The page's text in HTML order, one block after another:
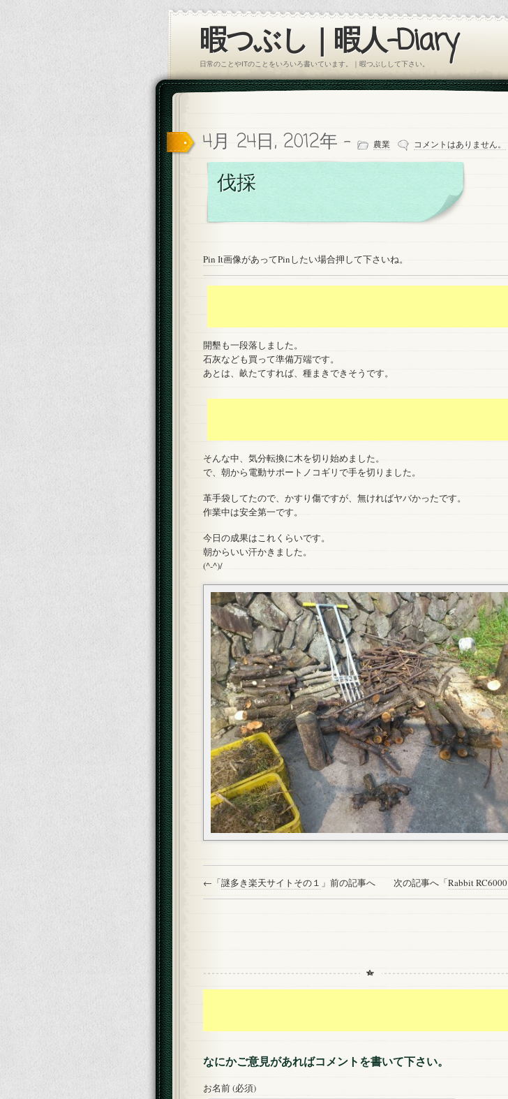
暇つぶし｜暇人-Diary
日常のことやITのことをいろいろ書いています。｜暇つぶしして下さい。
4月 24日, 2012年 - 農業 コメントはありません。
伐採
Pin It画像があってPinしたい場合押して下さいね。
開墾も一段落しました。
石灰なども買って準備万端です。
あとは、畝たてすれば、種まきできそうです。
そんな中、気分転換に木を切り始めました。
で、朝から電動サポートノコギリで手を切りました。
革手袋してたので、かすり傷ですが、無ければヤバかったです。
作業中は安全第一です。
今日の成果はこれくらいです。
朝からいい汗かきました。
(^-^)/
←「謎多き楽天サイトその１ 」前の記事へ 次の記事へ「Rabbit RC6000
なにかご意見があればコメントを書いて下さい。
お名前 (必須)